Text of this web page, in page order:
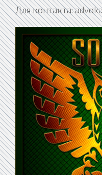
Для контакта: